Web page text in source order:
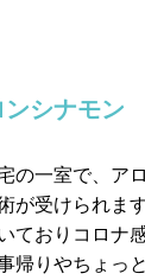
ンシナモン
の一室で、ア
が受けられま
ておりコロナ
帰りやちょっ